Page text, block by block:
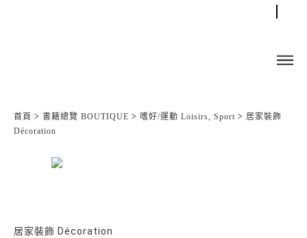
首頁 > 書籍總覽 BOUTIQUE > 嗜好/運動 Loisirs, Sport > 居家裝飾
Décoration
居家裝飾 Décoration